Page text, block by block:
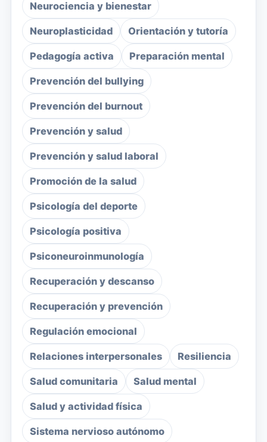
Neurociencia y bienestar
Neuroplasticidad Orientación y tutoría
Pedagogía activa Preparación mental
Prevención del bullying
Prevención del burnout
Prevención y salud
Prevención y salud laboral
Promoción de la salud
Psicología del deporte
Psicología positiva
Psiconeuroinmunología
Recuperación y descanso
Recuperación y prevención
Regulación emocional
Relaciones interpersonales Resiliencia
Salud comunitaria Salud mental
Salud y actividad física
Sistema nervioso autónomo